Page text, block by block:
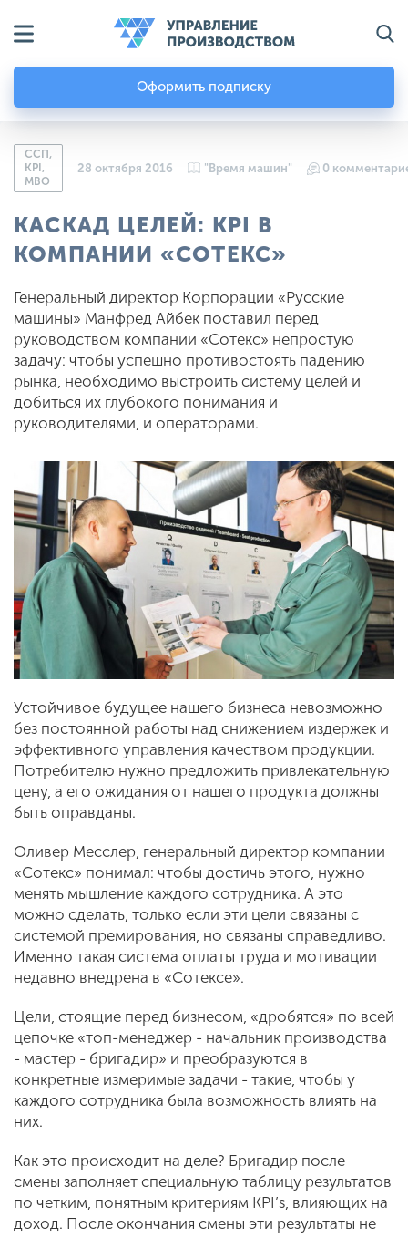
Оформить подписку
ССП,
KPI,
MBO
28 октября 2016 "Время машин" 0
КАСКАД ЦЕЛЕЙ: KPI В
КОМПАНИИ «СОТЕКС»
Генеральный директор Корпорации «Русские
машины» Манфред Айбек поставил перед
руководством компании «Сотекс» непростую
задачу: чтобы успешно противостоять падению
рынка, необходимо выстроить систему целей и
добиться их глубокого понимания и
руководителями, и операторами.
Устойчивое будущее нашего бизнеса невозможно
без постоянной работы над снижением издержек и
эффективного управления качеством продукции.
Потребителю нужно предложить привлекательную
цену, а его ожидания от нашего продукта должны
быть оправданы.
Оливер Месслер, генеральный директор компании
«Сотекс» понимал: чтобы достичь этого, нужно
менять мышление каждого сотрудника. А это
можно сделать, только если эти цели связаны с
системой премирования, но связаны справедливо.
Именно такая система оплаты труда и мотивации
недавно внедрена в «Сотексе».
Цели, стоящие перед бизнесом, «дробятся» по всей
цепочке «топ-менеджер - начальник производства
- мастер - бригадир» и преобразуются в
конкретные измеримые задачи - такие, чтобы у
каждого сотрудника была возможность влиять на
них.
Как это происходит на деле? Бригадир после
смены заполняет специальную таблицу результатов
по четким, понятным критериям KPI’s, влияющих на
доход. После окончания смены эти результаты не